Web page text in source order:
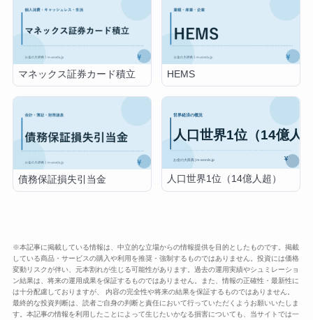
マネックス証券カード積立 HEMS
債務保証損失引当金 人口世界1位（14億人超）
※本記事に掲載している情報は、中立的な立場からの情報提供を目的としたものです。掲載
している商品・サービスの購入や利用を推奨・強制するものではありません。投資には価格
変動リスクが伴い、元本割れが生じる可能性があります。過去の運用実績やシュミレーショ
ン結果は、将来の運用成果を保証するものではありません。また、情報の正確性・最新性に
は十分配慮しておりますが、 内容の完全性や将来の結果を保証するものではありません。
最終的な投資判断は、読者ご自身の判断と責任において行っていただくようお願いいたしま
す。本記事の情報を利用したことによって生じたいかなる損害についても、当サイトでは一